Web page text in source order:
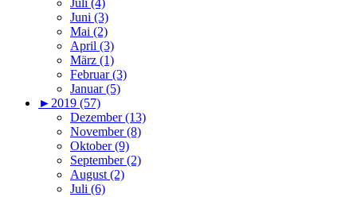
Juli (4)
Juni (3)
Mai (2)
April (3)
März (1)
Februar (3)
Januar (5)
► 2019 (57)
Dezember (13)
November (8)
Oktober (9)
September (2)
August (2)
Juli (6)